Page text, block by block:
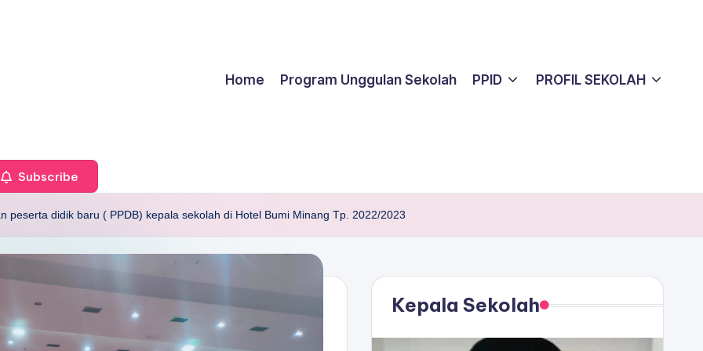
Home Program Unggulan Sekolah PPID PROFIL SEKOLAH
Subscribe
peserta didik baru ( PPDB) kepala sekolah di Hotel Bumi Minang Tp. 2022/2023
Kepala Sekolah